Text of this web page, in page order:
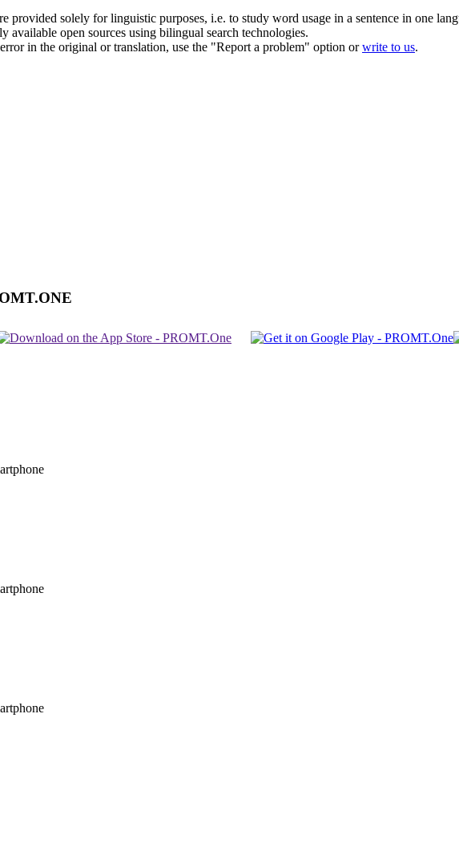
provided solely for linguistic purposes, i.e. to study word usage in a sentence in one
open sources using bilingual search technologies.
in the original or translation, use the "Report a problem" option orwrite to us.